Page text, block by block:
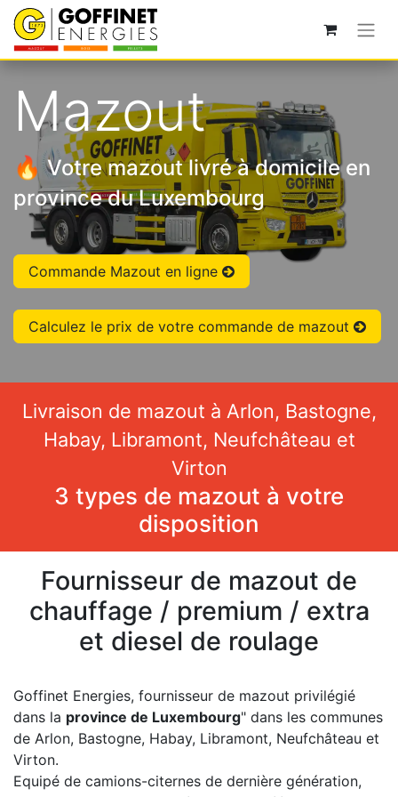
Mazout
🔥Votre mazout livré à domicile en
province du Luxembourg
Commande Mazout en ligne
Calculez le prix de votre commande de mazout
Livraison de mazout à Arlon, Bastogne,
Habay, Libramont, Neufchâteau et
Virton
3 types de mazout à votre
disposition
Fournisseur de mazout de
chauffage / premium / extra
et diesel de roulage​
Goffinet Energies, fournisseur de mazout privilégié
dans la province de Luxembourg" dans les communes
de Arlon, Bastogne, Habay, Libramont, Neufchâteau et
Virton.
Equipé de camions-citernes de dernière génération,